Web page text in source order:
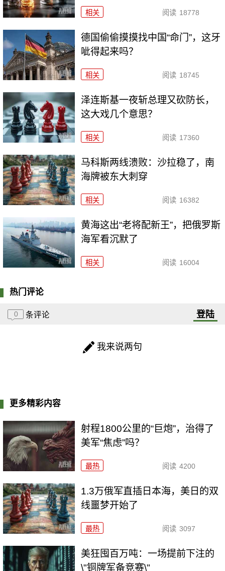
相关 阅读 18778
德国偷偷摸摸找中国“命门”，这牙
呲得起来吗？
相关 阅读 18745
泽连斯基一夜斩总理又砍防长，
这大戏几个意思？
相关 阅读 17360
马科斯两线溃败：沙拉稳了，南
海牌被东大刺穿
相关 阅读 16382
黄海这出“老将配新王”，把俄罗斯
海军看沉默了
相关 阅读 16004
热门评论
0 条评论 登陆
我来说两句
更多精彩内容
射程1800公里的“巨炮”，治得了
美军“焦虑”吗？
最热 阅读 4200
1.3万俄军直插日本海，美日的双
线噩梦开始了
最热 阅读 3097
美狂囤百万吨：一场提前下注的
\"铜牌军备竞赛\"